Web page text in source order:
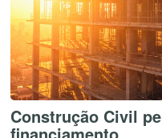
Construção Civil